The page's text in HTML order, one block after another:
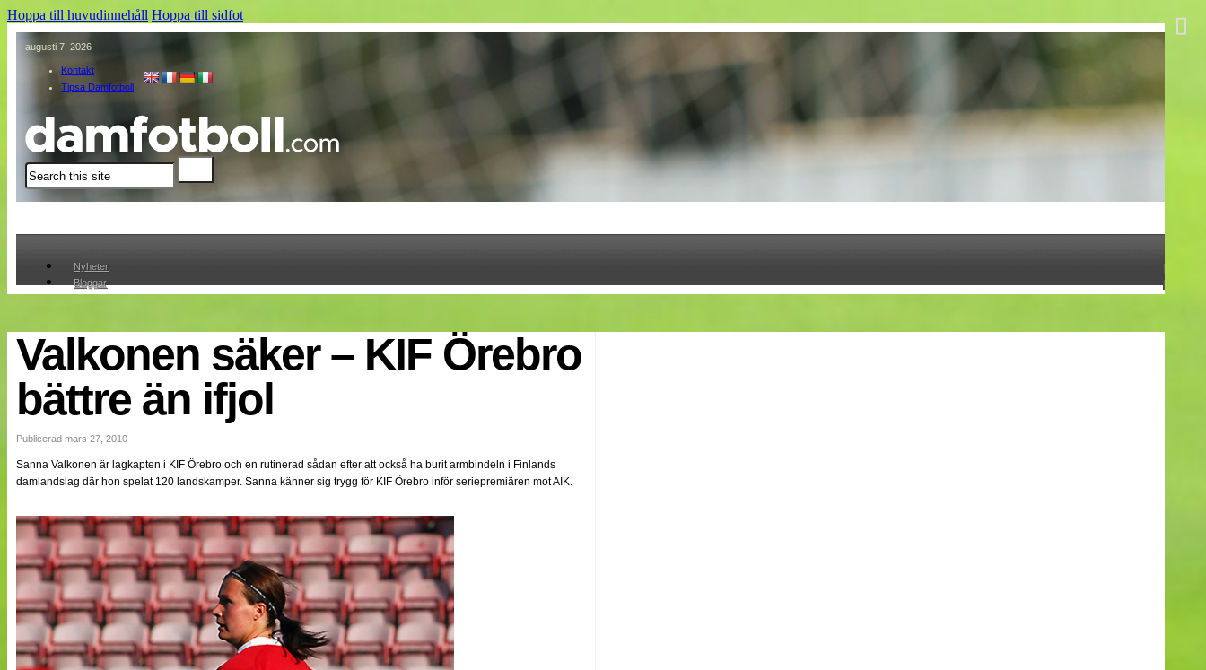
Hoppa till huvudinnehåll Hoppa till sidfot
augusti 7, 2026
Kontakt
Tipsa Damfotboll
Sök
Nyheter
Bloggar
Cuper
Medlemmar
Medlemsbilder
Om oss
NÄTverket
Nyheter
Lagen
Webb-TV
Cuper
Medlemmar
Medlemsbilder
Till klubbkassan
Om oss
NÄTverket
Split vision
Valkonen säker – KIF Örebro
bättre än ifjol
Publicerad mars 27, 2010
Sanna Valkonen är lagkapten i KIF Örebro och en rutinerad sådan efter att också ha burit armbindeln i Finlands
damlandslag där hon spelat 120 landskamper. Sanna känner sig trygg för KIF Örebro inför seriepremiären mot AIK.